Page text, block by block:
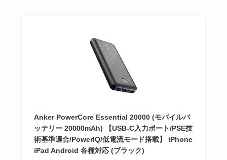
Anker PowerCore Essential 20000 (モバイルバ
ッテリー 20000mAh) 【USB-C入力ポート/PSE技
術基準適合/PowerIQ/低電流モード搭載】 iPhone
iPad Android 各種対応 (ブラック)